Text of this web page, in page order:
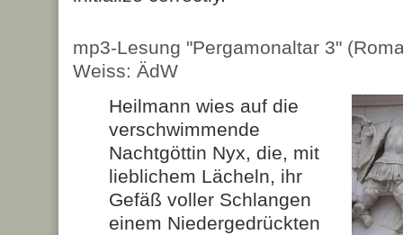
mp3-Lesung "Pergamonaltar 3"
Weiss: ÄdW
Heilmann wies auf die
verschwimmende
Nachtgöttin Nyx, die, mit
lieblichem Lächeln, ihr
Gefäß voller Schlangen
einem Niedergedrückten